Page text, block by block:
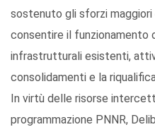
sostenuto gli sforzi
consentire il
infrastrutturali esistenti,
consolidamenti e la
In virtù delle risorse
programmazione PNNR,